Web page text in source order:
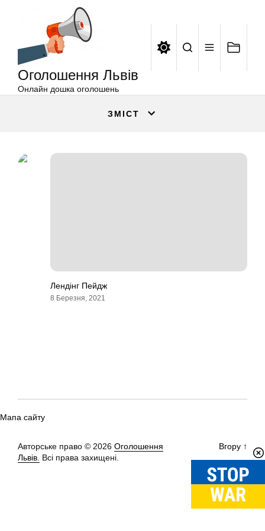
Оголошення Львів
Онлайн дошка оголошень
ЗМІСТ
Лендінг Пейдж
8 Березня, 2021
Мапа сайту
Авторське право © 2026 Оголошення
Львів. Всі права захищені.
Вгору ↑